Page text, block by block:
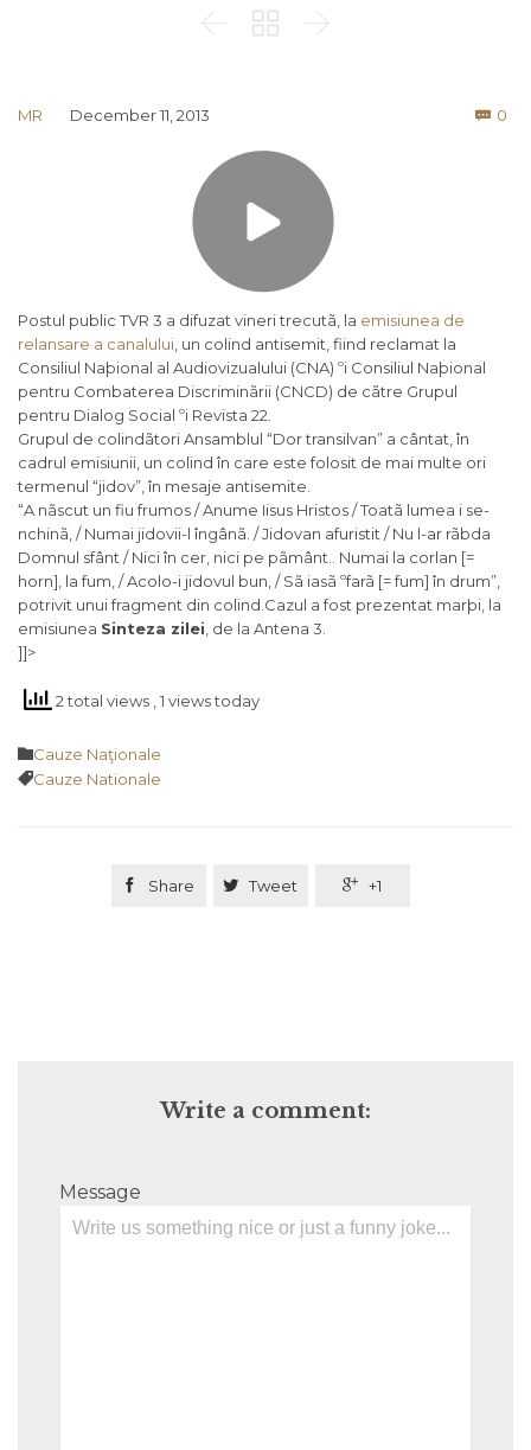
  
MR December 11, 2013  0
Postul public TVR 3 a difuzat vineri trecutã, la emisiunea de
relansare a canalului , un colind antisemit, fiind reclamat la
Consiliul Naþional al Audiovizualului (CNA) ºi Consiliul Naþional
pentru Combaterea Discriminãrii (CNCD) de cãtre Grupul
pentru Dialog Social ºi Revista 22.
Grupul de colindãtori Ansamblul “Dor transilvan” a cântat, în
cadrul emisiunii, un colind în care este folosit de mai multe ori
termenul “jidov”, în mesaje antisemite.
“A nãscut un fiu frumos / Anume Iisus Hristos / Toatã lumea i se-
nchinã, / Numai jidovii-l îngânã. / Jidovan afuristit / Nu l-ar rãbda
Domnul sfânt / Nici în cer, nici pe pãmânt.. Numai la corlan [=
horn], la fum, / Acolo-i jidovul bun, / Sã iasã ºfarã [= fum] în drum”,
potrivit unui fragment din colind.Cazul a fost prezentat marþi, la
emisiunea Sinteza zilei , de la Antena 3.
]]>
2 total views , 1 views today
Category
Cauze Naţionale
Tags
Cauze Nationale
 Share  Tweet  +1
Write a comment:
Message